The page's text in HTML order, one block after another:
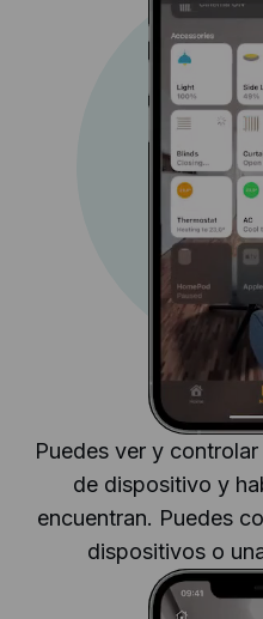
Puedes ver y
de dispositivo y
encuentran. Puedes
dispositivos o